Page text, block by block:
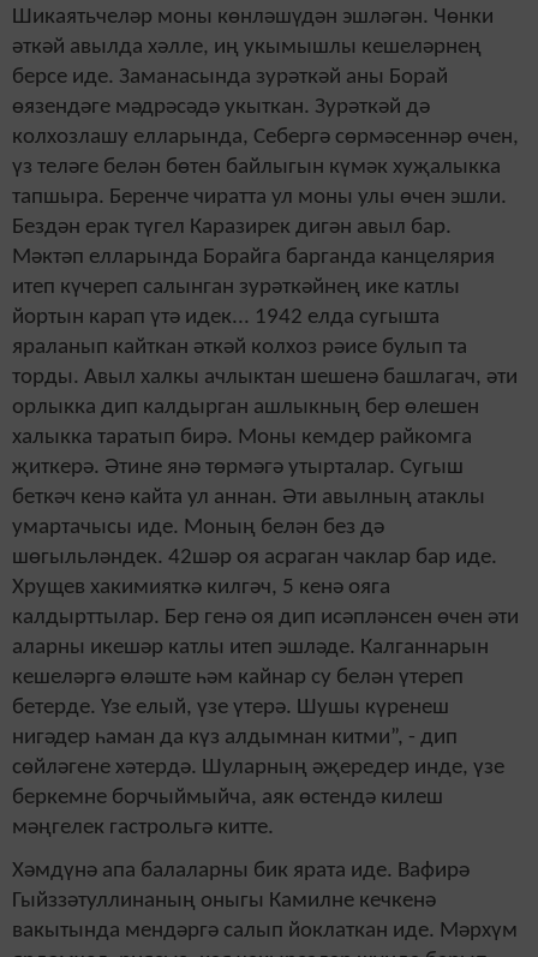
Шикаятьчеләр моны көнләшүдән эшләгән. Чөнки
әткәй авылда хәлле, иң укымышлы кешеләрнең
берсе иде. Заманасында зурәткәй аны Борай
өязендәге мәдрәсәдә укыткан. Зурәткәй дә
колхозлашу елларында, Себергә сөрмәсеннәр өчен,
үз теләге белән бөтен байлыгын күмәк хуҗалыкка
тапшыра. Беренче чиратта ул моны улы өчен эшли.
Бездән ерак түгел Каразирек дигән авыл бар.
Мәктәп елларында Борайга барганда канцелярия
итеп күчереп салынган зурәткәйнең ике катлы
йортын карап үтә идек... 1942 елда сугышта
яраланып кайткан әткәй колхоз рәисе булып та
торды. Авыл халкы ачлыктан шешенә башлагач, әти
орлыкка дип калдырган ашлыкның бер өлешен
халыкка таратып бирә. Моны кемдер райкомга
җиткерә. Әтине янә төрмәгә утырталар. Сугыш
беткәч кенә кайта ул аннан. Әти авылның атаклы
умартачысы иде. Моның белән без дә
шөгыльләндек. 42шәр оя асраган чаклар бар иде.
Хрущев хакимияткә килгәч, 5 кенә ояга
калдырттылар. Бер генә оя дип исәпләнсен өчен әти
аларны икешәр катлы итеп эшләде. Калганнарын
кешеләргә өләште һәм кайнар су белән үтереп
бетерде. Үзе елый, үзе үтерә. Шушы күренеш
нигәдер һаман да күз алдымнан китми”, - дип
сөйләгене хәтердә. Шуларның әҗередер инде, үзе
беркемне борчыймыйча, аяк өстендә килеш
мәңгелек гастрольгә китте.
Хәмдүнә апа балаларны бик ярата иде. Вафирә
Гыйззәтуллинаның оныгы Камилне кечкенә
вакытында мендәргә салып йоклаткан иде. Мәрхүм